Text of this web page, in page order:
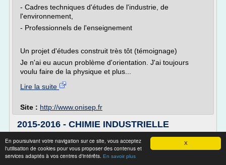
X
En poursuivant votre navigation sur ce site, vous acceptez
l'utilisation de cookies pour vous proposer des contenus et
services adaptés à vos centres d'intérêts. En savoir plus
- Cadres techniques d'études de l'industrie, de
l'environnement,
- Professionnels de l'enseignement
Un projet d'études construit très tôt (témoignage)
Je n'ai eu aucun problème d'orientation. J'ai toujours
voulu faire de la physique et plus...
Lire la suite
Site : http://www.onisep.fr
2015-2016 - CHIMIE INDUSTRIELLE
Place dans le programme: 1er bloc master
Langue d'enseignement: Français
Période de l'année: 2ème quadrimestre